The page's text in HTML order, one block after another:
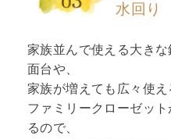
水回り
家族並んで使える大き
面台や、
家族が増えても広々使え
ファミリークローゼッ
るので、